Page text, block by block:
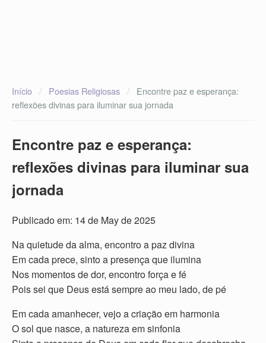
Início / Poesias Religiosas /
Encontre paz e esperança:
reflexões divinas para iluminar sua jornada
Encontre paz e esperança:
reflexões divinas para iluminar sua
jornada
Publicado em: 14 de May de 2025
Na quietude da alma, encontro a paz divina
Em cada prece, sinto a presença que ilumina
Nos momentos de dor, encontro força e fé
Pois sei que Deus está sempre ao meu lado, de pé
Em cada amanhecer, vejo a criação em harmonia
O sol que nasce, a natureza em sinfonia